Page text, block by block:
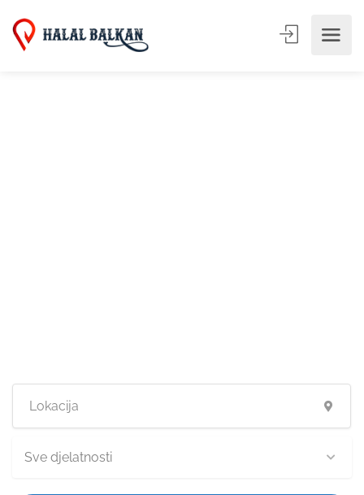
Sve djelatnosti